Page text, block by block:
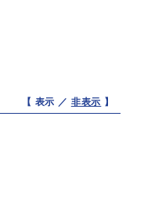
【 表示 ／ 非表示 】